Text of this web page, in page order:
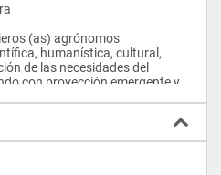
humanística, cultural,
de las necesidades del
con proyección emergente y